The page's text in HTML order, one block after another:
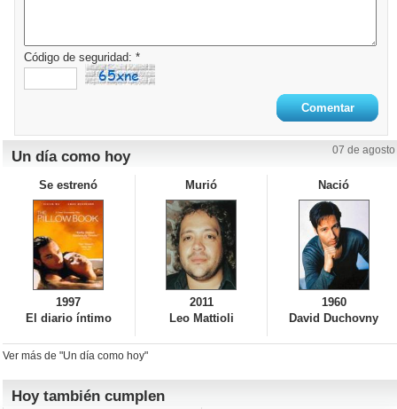
Código de seguridad: *
Un día como hoy 07 de agosto
Se estrenó
1997
El diario íntimo
Murió
2011
Leo Mattioli
Nació
1960
David Duchovny
Ver más de "Un día como hoy"
Hoy también cumplen